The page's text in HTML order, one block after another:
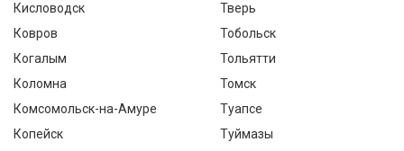
Кисловодск
Ковров
Когалым
Коломна
Комсомольск-на-Амуре
Копейск
Тверь
Тобольск
Тольятти
Томск
Туапсе
Туймазы